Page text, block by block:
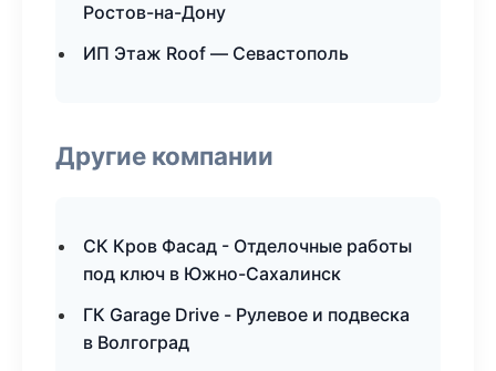
Ростов-на-Дону
ИП Этаж Roof — Севастополь
Другие компании
СК Кров Фасад - Отделочные работы
под ключ в Южно-Сахалинск
ГК Garage Drive - Рулевое и подвеска
в Волгоград